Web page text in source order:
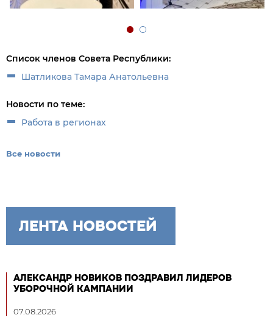
Список членов Совета Республики:
Шатликова Тамара Анатольевна
Новости по теме:
Работа в регионах
Все новости
ЛЕНТА НОВОСТЕЙ
АЛЕКСАНДР НОВИКОВ ПОЗДРАВИЛ ЛИДЕРОВ
УБОРОЧНОЙ КАМПАНИИ
07.08.2026